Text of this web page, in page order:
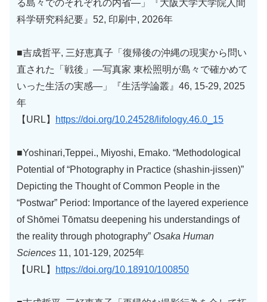
る島々でのそれぞれの内省―」『大阪大学大学院人間
科学研究科紀要』52, 印刷中, 2026年
■吉成哲平, 三好恵真子「復帰後の沖縄の現実から問い
直された「戦後」―写真家 東松照明が島々で確かめて
いった生活の実感―」『生活学論叢』46, 15-29, 2025
年
【URL】
https://doi.org/10.24528/lifology.46.0_15
■Yoshinari,Teppei., Miyoshi, Emako. “Methodological
Potential of “Photography in Practice (shashin-jissen)”
Depicting the Thought of Common People in the
“Postwar” Period: Importance of the layered experience
of Shōmei Tōmatsu deepening his understandings of
the reality through photography” Osaka Human
Sciences 11, 101-129, 2025年
【URL】
https://doi.org/10.18910/100850